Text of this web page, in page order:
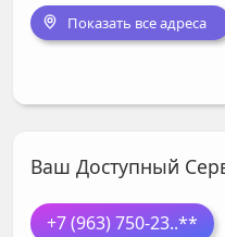
Показать все адреса
Ваш Доступный
+7 (963) 750-23..**